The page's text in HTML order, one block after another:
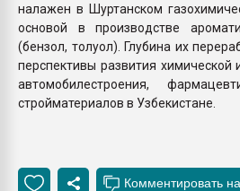
налажен в Шуртанском
основой в производстве
(бензол, толуол). Глубина их
перспективы развития химической
автомобилестроения,
стройматериалов в Узбекистане.